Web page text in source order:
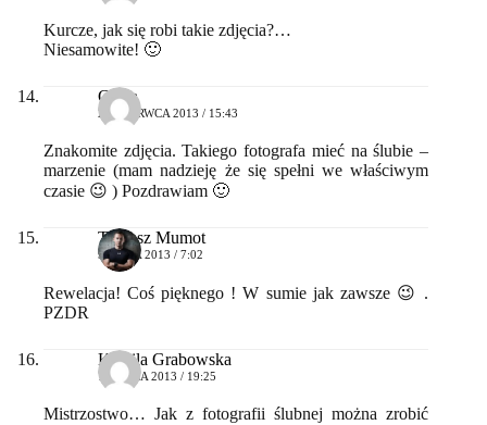
Kurcze, jak się robi takie zdjęcia?…
Niesamowite! 🙂
Gosia
27 CZERWCA 2013 / 15:43
Znakomite zdjęcia. Takiego fotografa mieć na ślubie –
marzenie (mam nadzieję że się spełni we właściwym
czasie 😉 ) Pozdrawiam 🙂
Tomasz Mumot
9 LIPCA 2013 / 7:02
Rewelacja! Coś pięknego ! W sumie jak zawsze 😉 .
PZDR
Kamila Grabowska
16 LIPCA 2013 / 19:25
Mistrzostwo… Jak z fotografii ślubnej można zrobić